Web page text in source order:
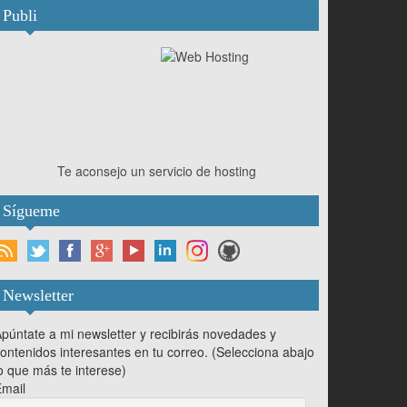
Publi
Te aconsejo un servicio de hosting
Sígueme
Newsletter
a mi newsletter y recibirás novedades y
interesantes en tu correo. (Selecciona abajo
que más te interese)